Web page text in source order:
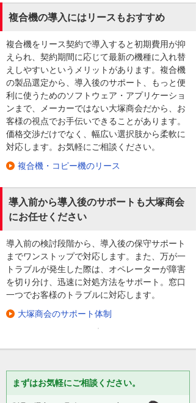
複合機の導入にはリースもおすすめ
複合機をリース契約で導入すると初期費用が抑
えられ、契約期間に応じて最新の機種に入れ替
えしやすいというメリットがあります。複合機
の製品選定から、導入後のサポート、もっと便
利に使うためのソフトウェア・アプリケーショ
ンまで、メーカーではない大塚商会だから、お
客様の視点でお手伝いできることがあります。
価格交渉だけでなく、幅広い選択肢から柔軟に
対応します。お気軽にご相談ください。
複合機・コピー機のリース
導入前から導入後のサポートも大塚商会
にお任せください
導入前の検討段階から、導入後の保守サポート
までワンストップで対応します。また、万が一
トラブルが発生した際は、オペレーターが障害
を切り分け、迅速に対処方法をサポート。窓口
一つでお客様のトラブルに対応します。
大塚商会のサポート体制
まずはお気軽にご相談ください。